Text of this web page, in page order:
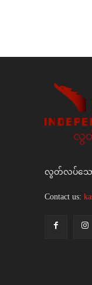
လွတ်လပ်သော
Contact us: